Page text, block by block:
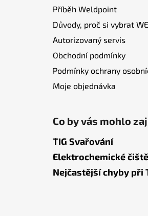
Příběh Weldpoint
Důvody, proč si vybrat
Autorizovaný servis
Obchodní podmínky
Podmínky ochrany
Moje objednávka
Co by vás mohlo
TIG Svařování
Elektrochemické
Nejčastější chyby při